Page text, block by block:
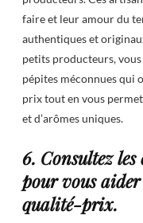
faire et leur amour du
authentiques et
petits producteurs,
pépites méconnues
prix tout en vous
et d’arômes uniques.
6. Consultez
pour vous
qualité-prix.